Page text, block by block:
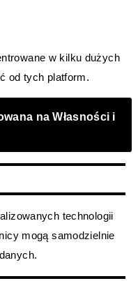
w kilku dużych
od tych platform.
na Własności i
technologii
mogą samodzielnie